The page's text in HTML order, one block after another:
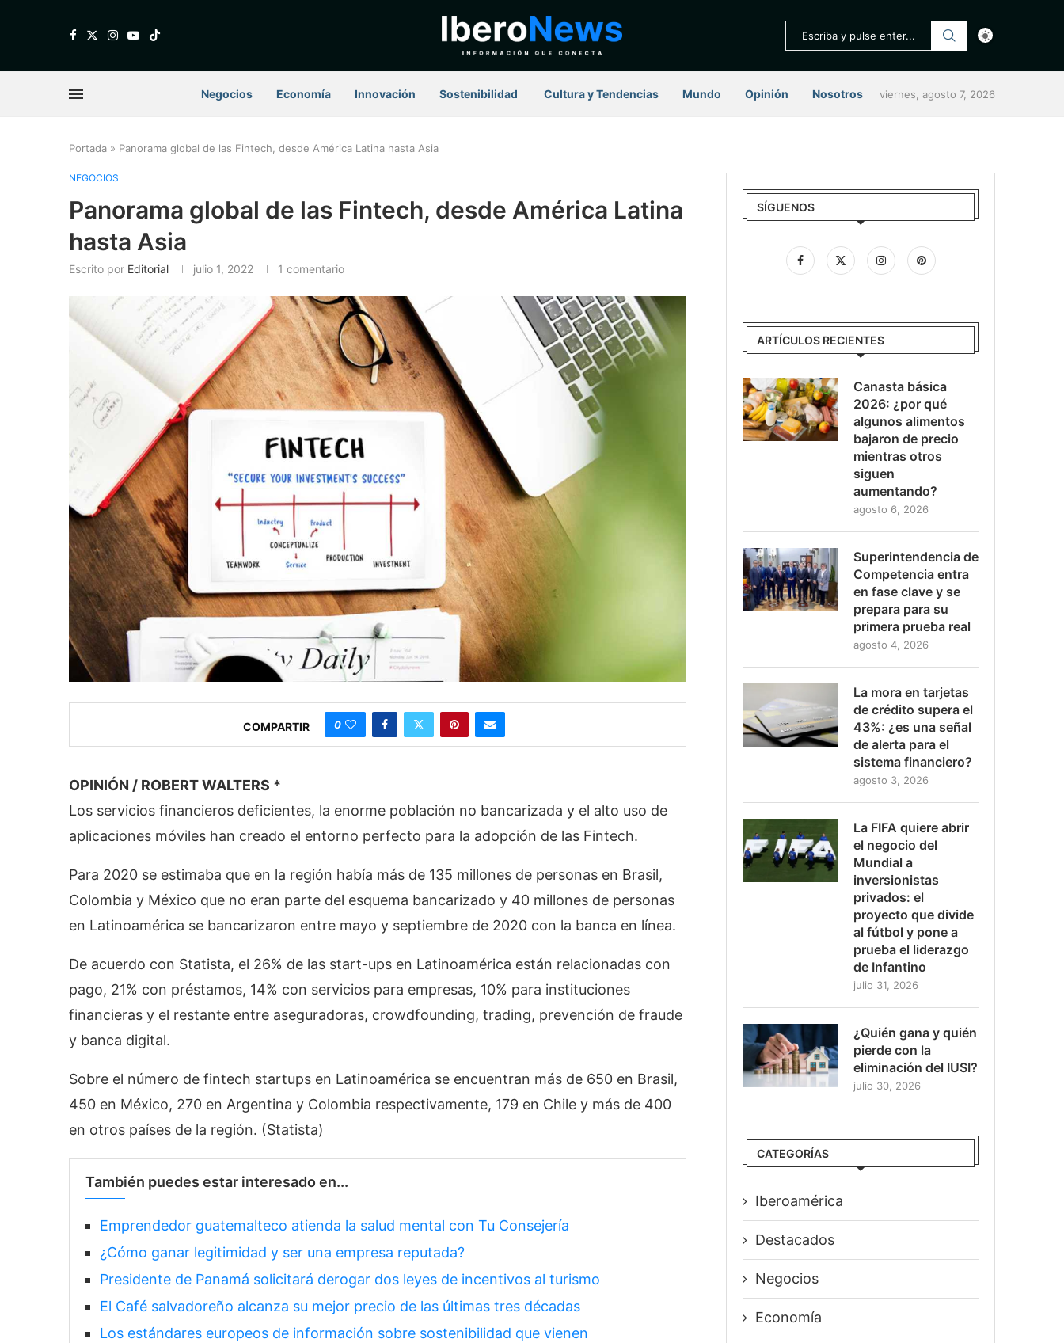
Negocios Economía Innovación Sostenibilidad ⁠ Cultura y Tendencias Mundo Opinión Nosotros viernes, agosto 7, 2026
Portada » Panorama global de las Fintech, desde América Latina hasta Asia
NEGOCIOS
Panorama global de las Fintech, desde América Latina
hasta Asia
Escrito por Editorial julio 1, 2022 1 comentario
COMPARTIR 0
OPINIÓN / ROBERT WALTERS *
Los servicios financieros deficientes, la enorme población no bancarizada y el alto uso de
aplicaciones móviles han creado el entorno perfecto para la adopción de las Fintech.
Para 2020 se estimaba que en la región había más de 135 millones de personas en Brasil,
Colombia y México que no eran parte del esquema bancarizado y 40 millones de personas
en Latinoamérica se bancarizaron entre mayo y septiembre de 2020 con la banca en línea.
De acuerdo con Statista, el 26% de las start-ups en Latinoamérica están relacionadas con
pago, 21% con préstamos, 14% con servicios para empresas, 10% para instituciones
financieras y el restante entre aseguradoras, crowdfounding, trading, prevención de fraude
y banca digital.
Sobre el número de fintech startups en Latinoamérica se encuentran más de 650 en Brasil,
450 en México, 270 en Argentina y Colombia respectivamente, 179 en Chile y más de 400
en otros países de la región. (Statista)
También puedes estar interesado en...
Emprendedor guatemalteco atienda la salud mental con Tu Consejería
¿Cómo ganar legitimidad y ser una empresa reputada?
Presidente de Panamá solicitará derogar dos leyes de incentivos al turismo
El Café salvadoreño alcanza su mejor precio de las últimas tres décadas
Los estándares europeos de información sobre sostenibilidad que vienen
SÍGUENOS
ARTÍCULOS RECIENTES
Canasta básica
2026: ¿por qué
algunos alimentos
bajaron de precio
mientras otros
siguen
aumentando?
agosto 6, 2026
Superintendencia de
Competencia entra
en fase clave y se
prepara para su
primera prueba real
agosto 4, 2026
La mora en tarjetas
de crédito supera el
43%: ¿es una señal
de alerta para el
sistema financiero?
agosto 3, 2026
La FIFA quiere abrir
el negocio del
Mundial a
inversionistas
privados: el
proyecto que divide
al fútbol y pone a
prueba el liderazgo
de Infantino
julio 31, 2026
¿Quién gana y quién
pierde con la
eliminación del IUSI?
julio 30, 2026
CATEGORÍAS
Iberoamérica
Destacados
Negocios
Economía